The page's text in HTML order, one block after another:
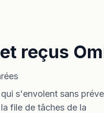
reçus
s'envolent sans
file de tâches de la